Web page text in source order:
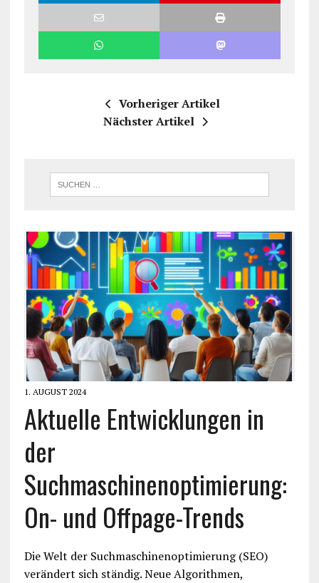
Vorheriger Artikel
Nächster Artikel
1. AUGUST 2024
Aktuelle Entwicklungen in
der
Suchmaschinenoptimierung:
On- und Offpage-Trends
Die Welt der Suchmaschinenoptimierung (SEO)
verändert sich ständig. Neue Algorithmen,